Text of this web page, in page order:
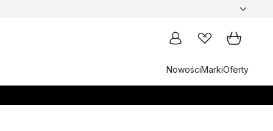
NowościMarkiOferty